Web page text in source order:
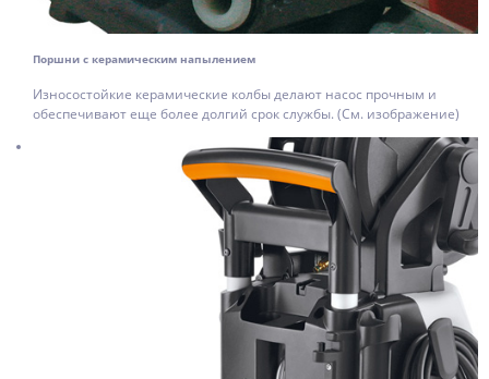
Поршни с керамическим напылением
Износостойкие керамические колбы делают насос прочным и
обеспечивают еще более долгий срок службы. (См. изображение)